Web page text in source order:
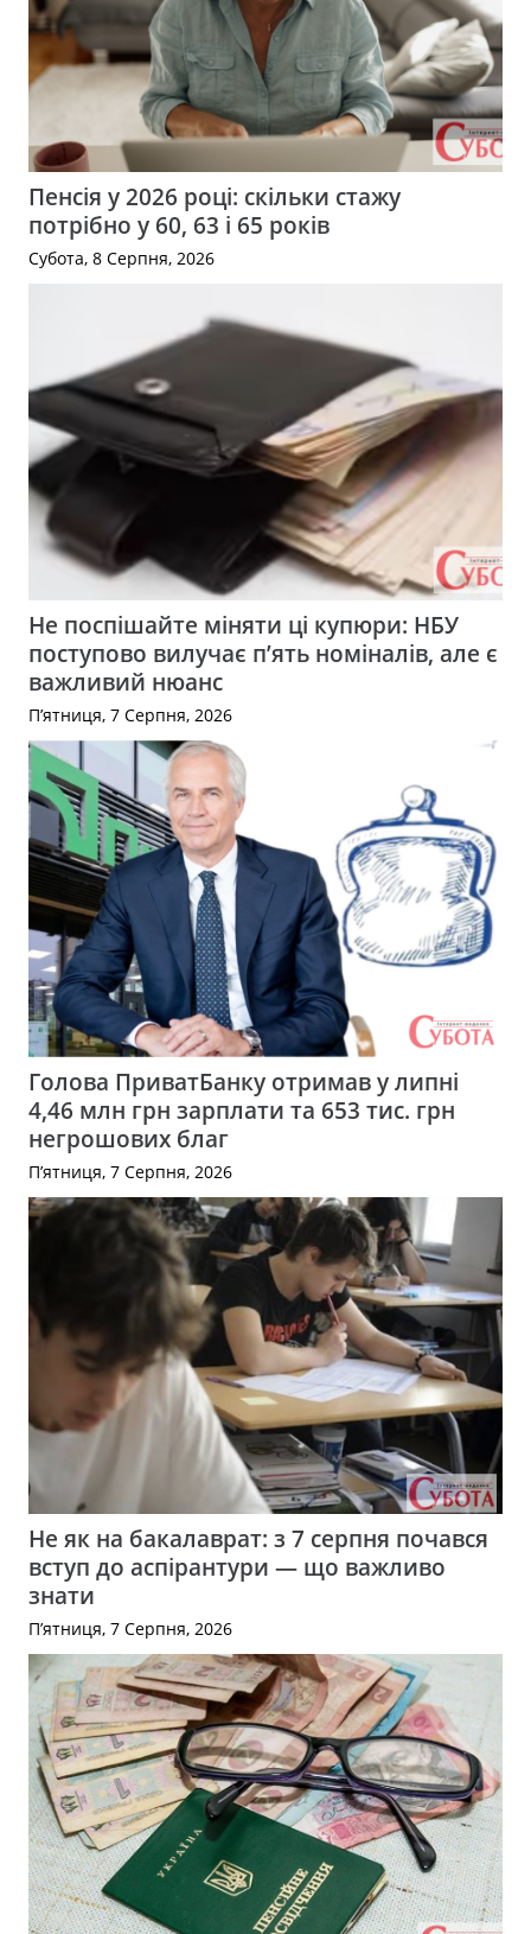
Пенсія у 2026 році: скільки стажу
потрібно у 60, 63 і 65 років
Субота, 8 Серпня, 2026
Не поспішайте міняти ці купюри: НБУ
поступово вилучає п’ять номіналів, але є
важливий нюанс
П’ятниця, 7 Серпня, 2026
Голова ПриватБанку отримав у липні
4,46 млн грн зарплати та 653 тис. грн
негрошових благ
П’ятниця, 7 Серпня, 2026
Не як на бакалаврат: з 7 серпня почався
вступ до аспірантури — що важливо
знати
П’ятниця, 7 Серпня, 2026